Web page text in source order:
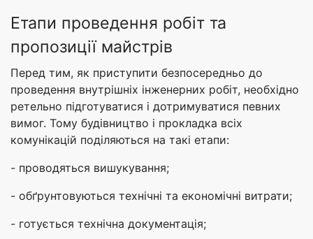
Етапи проведення робіт та
пропозиції майстрів
Перед тим, як приступити безпосередньо до
проведення внутрішніх інженерних робіт, необхідно
ретельно підготуватися і дотримуватися певних
вимог. Тому будівництво і прокладка всіх
комунікацій поділяються на такі етапи:
- проводяться вишукування;
- обґрунтовуються технічні та економічні витрати;
- готується технічна документація;